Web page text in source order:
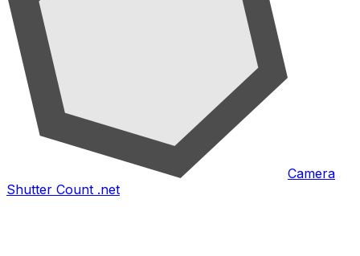
Camera
Shutter Count .net